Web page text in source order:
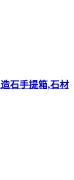
石手提箱,石材